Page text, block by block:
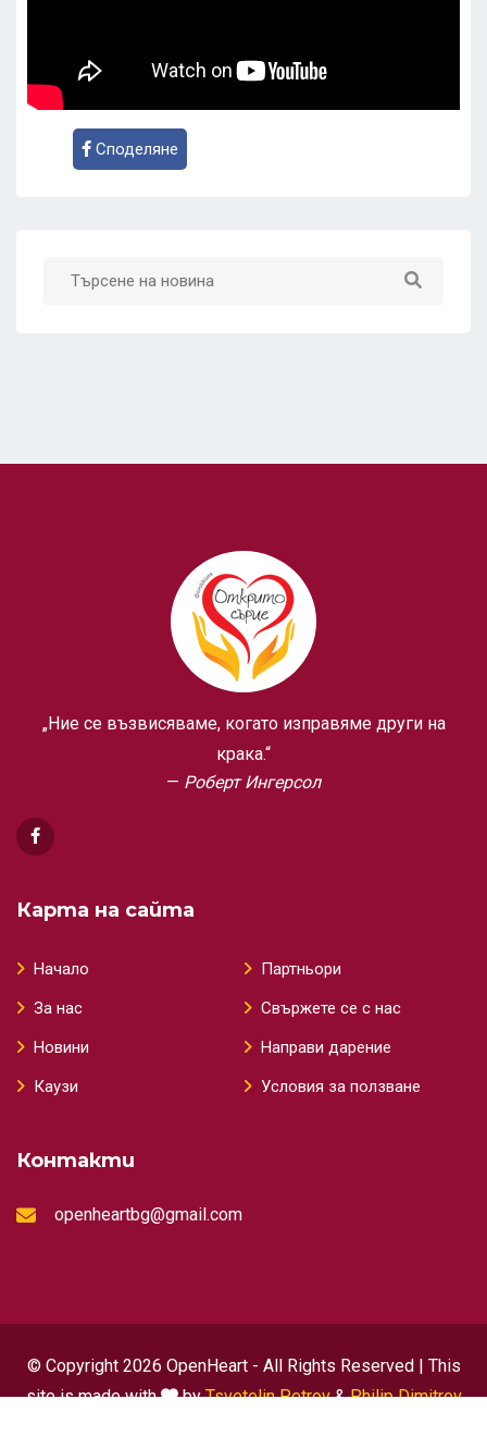
Споделяне
„Ние се възвисяваме, когато изправяме други на
крака.“
Роберт Ингерсол
Карта на сайта
Начало
За нас
Новини
Каузи
Партньори
Свържете се с нас
Направи дарение
Условия за ползване
Контакти
openheartbg@gmail.com
© Copyright 2026 OpenHeart - All Rights Reserved | This
site is made with
byTsvetelin Petrov&Philip Dimitrov